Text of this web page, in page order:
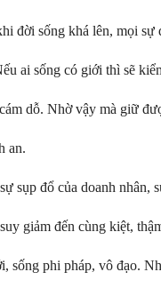
đời sống khá lên, mọi sự
ai sống có giới thì sẽ
dỗ. Nhờ vậy mà giữ
an.
sụp đổ của doanh nhân,
giảm đến cùng kiệt,
sống phi pháp, vô đạo.